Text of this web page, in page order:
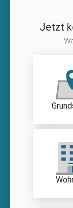
Jetzt